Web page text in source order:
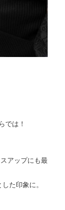
では！
アップにも最
た印象に。